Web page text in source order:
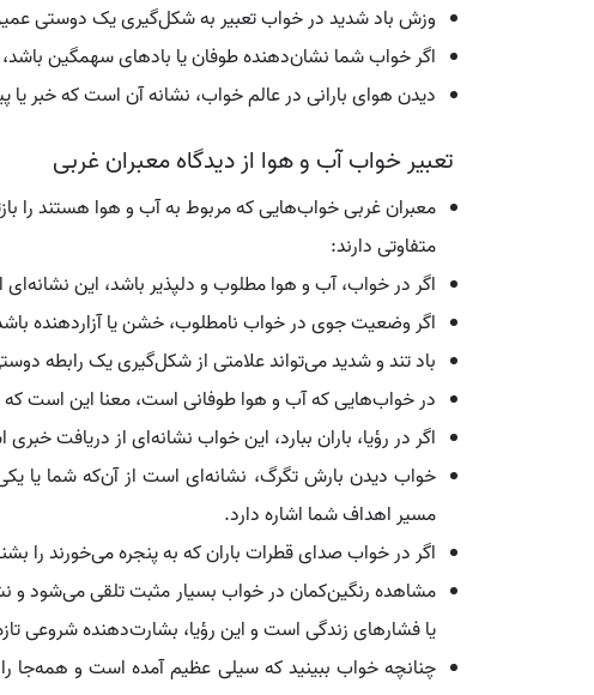
وزش باد شدید در خواب تعبیر به شکل‌گیری یک دوستی عمیق
اگر خواب شما نشان‌دهنده طوفان یا بادهای سهمگین
دیدن هوای بارانی در عالم خواب، نشانه آن است که خبر
تعبیر خواب آب و هوا از دیدگاه معبران غربی
معبران غربی خواب‌هایی که مربوط به آب و هوا هستند را
متفاوتی دارند:
اگر در خواب، آب و هوا مطلوب و دلپذیر باشد، این
اگر وضعیت جوی در خواب نامطلوب، خشن یا آزاردهنده
باد تند و شدید می‌تواند علامتی از شکل‌گیری یک رابطه
در خواب‌هایی که آب و هوا طوفانی است، معنا این است
اگر در رؤیا، باران ببارد، این خواب نشانه‌ای از دریافت
خواب دیدن بارش تگرگ، نشانه‌ای است از آن‌که شما یا
مسیر اهداف شما اشاره دارد.
اگر در خواب صدای قطرات باران که به پنجره می‌خورند را
مشاهده رنگین‌کمان در خواب بسیار مثبت تلقی می‌شود و
یا فشارهای زندگی است و این رؤیا، بشارت‌دهنده شروعی
چنانچه خواب ببینید که سیلی عظیم آمده است و همه‌جا